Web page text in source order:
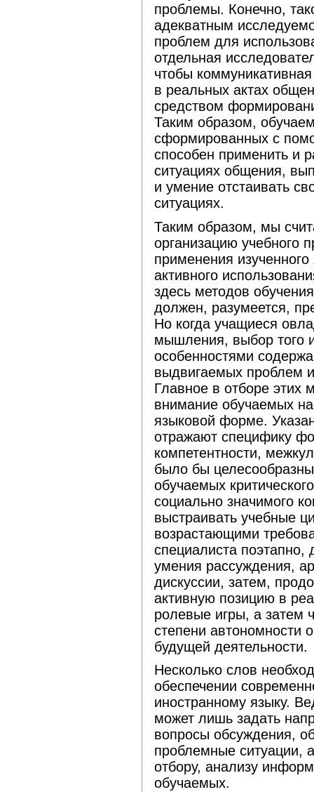
проблемы. Конечно,
адекватным
проблем для
отдельная
чтобы
в реальных актах
средством
Таким образом,
сформированных с
способен применить и
ситуациях общения,
и умение отстаивать
ситуациях.
Таким образом, мы
организацию учебного
применения
активного
здесь методов
должен, разумеется,
Но когда учащиеся
мышления, выбор того
особенностями
выдвигаемых проблем
Главное в отборе этих
внимание обучаемых
языковой форме.
отражают специфику
компетентности,
было бы
обучаемых
социально значимого
выстраивать учебные
возрастающими
специалиста
умения рассуждения,
дискуссии, затем,
активную позицию в
ролевые игры, а затем
степени автономности
будущей деятельности.
Несколько слов
обеспечении
иностранному языку.
может лишь задать
вопросы обсуждения,
проблемные ситуации,
отбору, анализу
обучаемых.